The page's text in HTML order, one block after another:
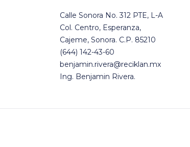
Calle Sonora No. 312 PTE, L-A
Col. Centro, Esperanza,
Cajeme, Sonora. C.P. 85210
(644) 142-43-60
benjamin.rivera@reciklan.mx
Ing. Benjamin Rivera.